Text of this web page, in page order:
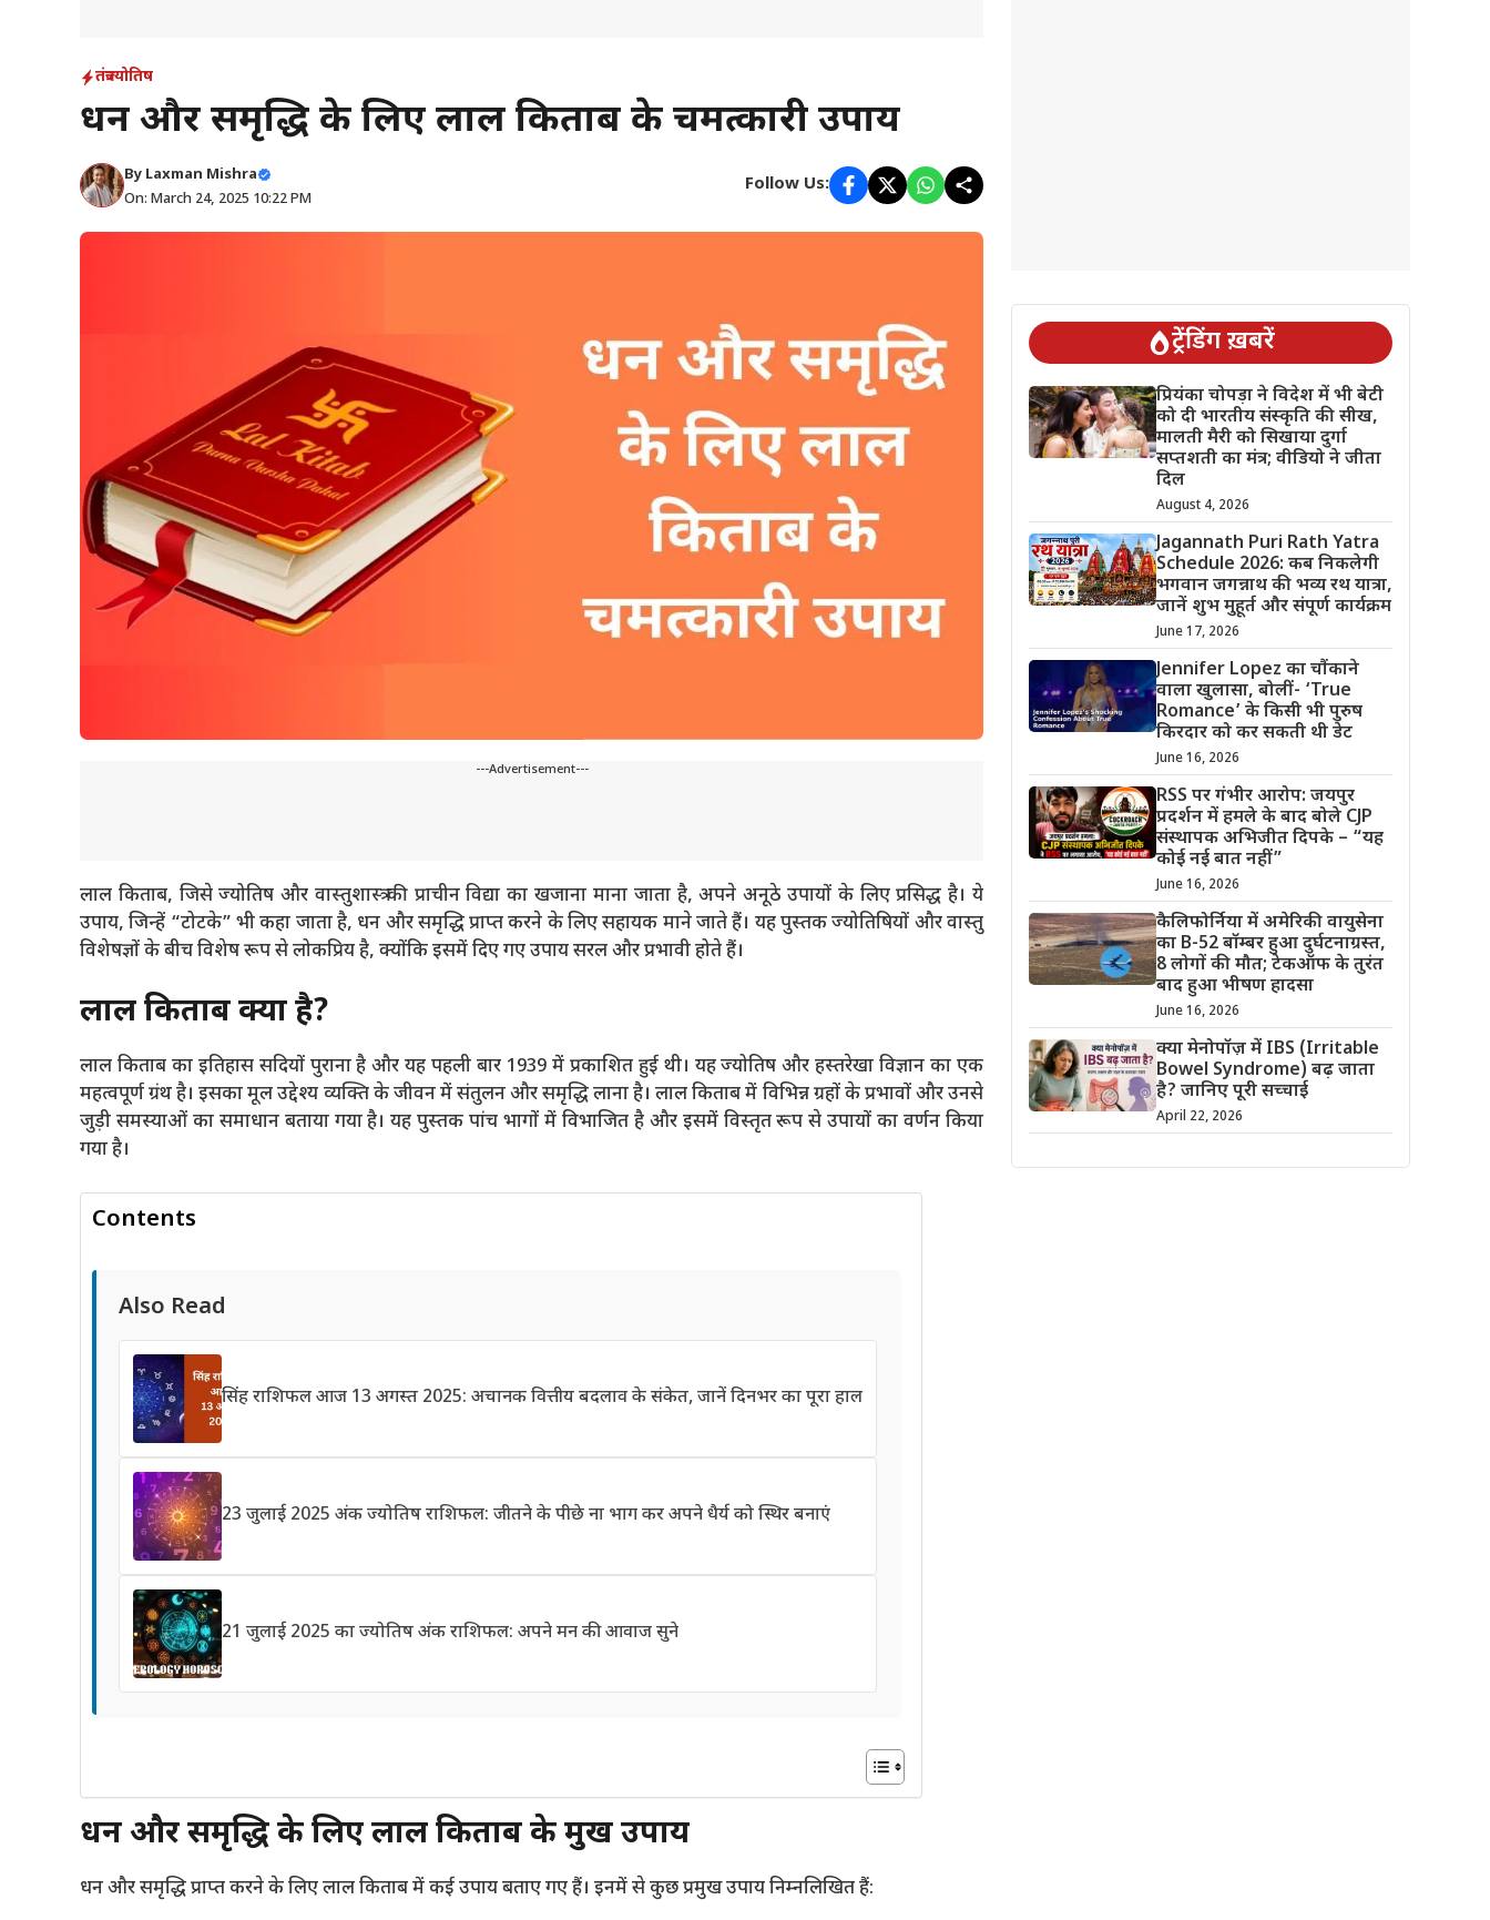
तंत्रज्योतिष
धन और समृद्धि के लिए लाल किताब के चमत्कारी उपाय
By Laxman Mishra
On: March 24, 2025 10:22 PM
Follow Us:
---Advertisement---
लाल किताब, जिसे ज्योतिष और वास्तुशास्त्र की प्राचीन विद्या का खजाना माना जाता है, अपने अनूठे उपायों के लिए प्रसिद्ध है। ये
उपाय, जिन्हें “टोटके” भी कहा जाता है, धन और समृद्धि प्राप्त करने के लिए सहायक माने जाते हैं। यह पुस्तक ज्योतिषियों और वास्तु
विशेषज्ञों के बीच विशेष रूप से लोकप्रिय है, क्योंकि इसमें दिए गए उपाय सरल और प्रभावी होते हैं।
लाल किताब क्या है?
लाल किताब का इतिहास सदियों पुराना है और यह पहली बार 1939 में प्रकाशित हुई थी। यह ज्योतिष और हस्तरेखा विज्ञान का एक
महत्वपूर्ण ग्रंथ है। इसका मूल उद्देश्य व्यक्ति के जीवन में संतुलन और समृद्धि लाना है। लाल किताब में विभिन्न ग्रहों के प्रभावों और उनसे
जुड़ी समस्याओं का समाधान बताया गया है। यह पुस्तक पांच भागों में विभाजित है और इसमें विस्तृत रूप से उपायों का वर्णन किया
गया है।
Contents
Also Read
सिंह राशिफल आज 13 अगस्त 2025: अचानक वित्तीय बदलाव के संकेत, जानें दिनभर का पूरा हाल
23 जुलाई 2025 अंक ज्योतिष राशिफल: जीतने के पीछे ना भाग कर अपने धैर्य को स्थिर बनाएं
21 जुलाई 2025 का ज्योतिष अंक राशिफल: अपने मन की आवाज सुने
धन और समृद्धि के लिए लाल किताब के प्रमुख उपाय
धन और समृद्धि प्राप्त करने के लिए लाल किताब में कई उपाय बताए गए हैं। इनमें से कुछ प्रमुख उपाय निम्नलिखित हैं:
ट्रेंडिंग ख़बरें
प्रियंका चोपड़ा ने विदेश में भी बेटी
को दी भारतीय संस्कृति की सीख,
मालती मैरी को सिखाया दुर्गा
सप्तशती का मंत्र; वीडियो ने जीता
दिल
August 4, 2026
Jagannath Puri Rath Yatra
Schedule 2026: कब निकलेगी
भगवान जगन्नाथ की भव्य रथ यात्रा,
जानें शुभ मुहूर्त और संपूर्ण कार्यक्रम
June 17, 2026
Jennifer Lopez का चौंकाने
वाला खुलासा, बोलीं- ‘True
Romance’ के किसी भी पुरुष
किरदार को कर सकती थी डेट
June 16, 2026
RSS पर गंभीर आरोप: जयपुर
प्रदर्शन में हमले के बाद बोले CJP
संस्थापक अभिजीत दिपके – “यह
कोई नई बात नहीं”
June 16, 2026
कैलिफोर्निया में अमेरिकी वायुसेना
का B-52 बॉम्बर हुआ दुर्घटनाग्रस्त,
8 लोगों की मौत; टेकऑफ के तुरंत
बाद हुआ भीषण हादसा
June 16, 2026
क्या मेनोपॉज़ में IBS (Irritable
Bowel Syndrome) बढ़ जाता
है? जानिए पूरी सच्चाई
April 22, 2026